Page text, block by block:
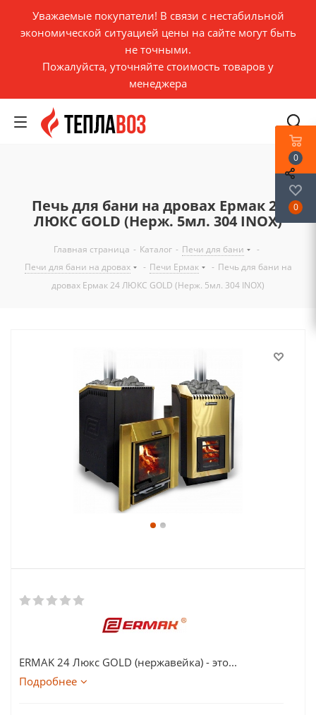
Уважаемые покупатели! В связи с нестабильной
экономической ситуацией цены на сайте могут быть
не точными.
Пожалуйста, уточняйте стоимость товаров у
менеджера
Печь для бани на дровах Eрмак 24
ЛЮКС GOLD (Нерж. 5мл. 304 INOX)
Главная страница - Каталог - Печи для бани
-
Печи для бани на дровах
- Печи Ермак - Печь для бани на
дровах Eрмак 24 ЛЮКС GOLD (Нерж. 5мл. 304 INOX)
ERMAK 24 Люкс GOLD (нержавейка) - это...
Подробнее
0
0